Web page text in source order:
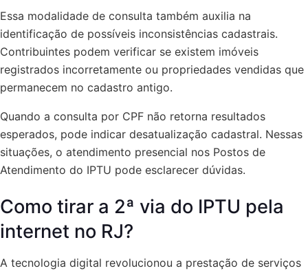
Essa modalidade de consulta também auxilia na
identificação de possíveis inconsistências cadastrais.
Contribuintes podem verificar se existem imóveis
registrados incorretamente ou propriedades vendidas que
permanecem no cadastro antigo.
Quando a consulta por CPF não retorna resultados
esperados, pode indicar desatualização cadastral. Nessas
situações, o atendimento presencial nos Postos de
Atendimento do IPTU pode esclarecer dúvidas.
Como tirar a 2ª via do IPTU pela
internet no RJ?
A tecnologia digital revolucionou a prestação de serviços